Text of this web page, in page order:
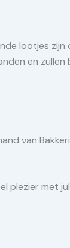
lootjes
en zullen
van
plezier met